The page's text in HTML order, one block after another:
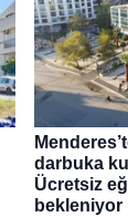
darbuka
Ücretsiz
bekleniyor